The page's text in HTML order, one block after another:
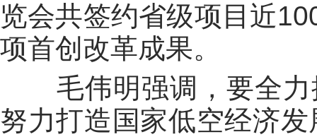
览会共签约省级项目近
项首创改革成果。
毛伟明强调，要全力
努力打造国家低空经济